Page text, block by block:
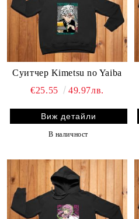
Суитчер Kimetsu no Yaiba
€25.55
49.97лв.
Виж детайли
В наличност